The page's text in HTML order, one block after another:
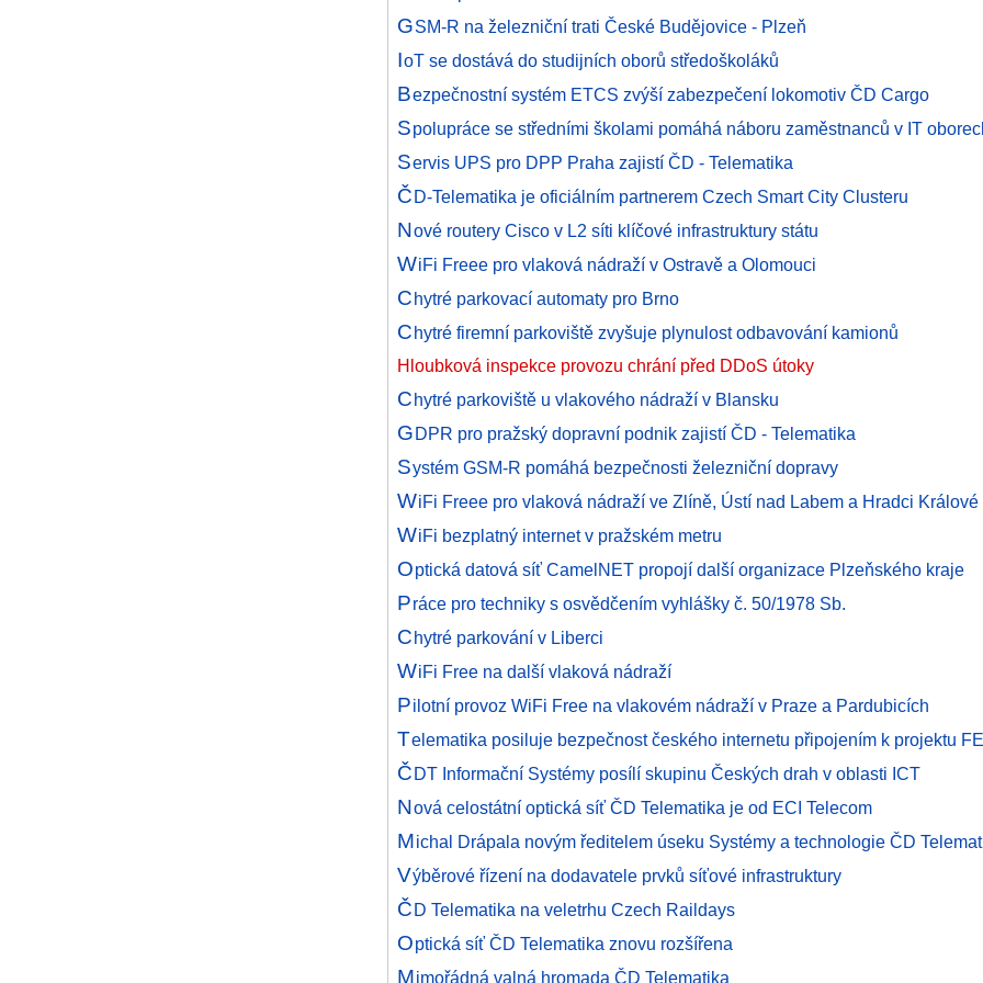
GSM-R na železniční trati České Budějovice - Plzeň
IoT se dostává do studijních oborů středoškoláků
Bezpečnostní systém ETCS zvýší zabezpečení lokomotiv ČD Cargo
Spolupráce se středními školami pomáhá náboru zaměstnanců v IT
Servis UPS pro DPP Praha zajistí ČD - Telematika
ČD-Telematika je oficiálním partnerem Czech Smart City Clusteru
Nové routery Cisco v L2 síti klíčové infrastruktury státu
WiFi Freee pro vlaková nádraží v Ostravě a Olomouci
Chytré parkovací automaty pro Brno
Chytré firemní parkoviště zvyšuje plynulost odbavování kamionů
Hloubková inspekce provozu chrání před DDoS útoky
Chytré parkoviště u vlakového nádraží v Blansku
GDPR pro pražský dopravní podnik zajistí ČD - Telematika
Systém GSM-R pomáhá bezpečnosti železniční dopravy
WiFi Freee pro vlaková nádraží ve Zlíně, Ústí nad Labem a Hradci Králové
WiFi bezplatný internet v pražském metru
Optická datová síť CamelNET propojí další organizace Plzeňského kraje
Práce pro techniky s osvědčením vyhlášky č. 50/1978 Sb.
Chytré parkování v Liberci
WiFi Free na další vlaková nádraží
Pilotní provoz WiFi Free na vlakovém nádraží v Praze a Pardubicích
Telematika posiluje bezpečnost českého internetu připojením k projektu
ČDT Informační Systémy posílí skupinu Českých drah v oblasti ICT
Nová celostátní optická síť ČD Telematika je od ECI Telecom
Michal Drápala novým ředitelem úseku Systémy a technologie ČD
Výběrové řízení na dodavatele prvků síťové infrastruktury
ČD Telematika na veletrhu Czech Raildays
Optická síť ČD Telematika znovu rozšířena
Mimořádná valná hromada ČD Telematika